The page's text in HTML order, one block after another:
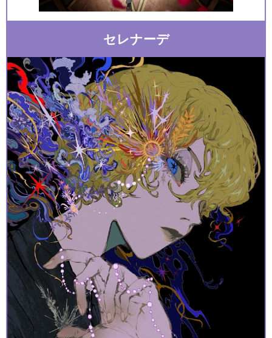
セレナーデ